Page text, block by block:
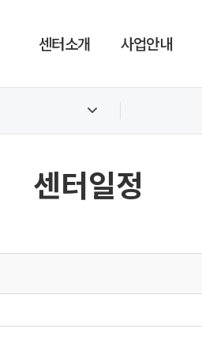
센터소개 사업안내
센터일정